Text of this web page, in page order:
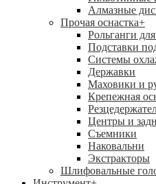
Алмазные
Прочая оснастка+
Рольганги
Подставки
Системы
Державки
Маховики и
Крепежная
Центры и
Съемники
Наковальни
Экстракторы
Шлифовальные